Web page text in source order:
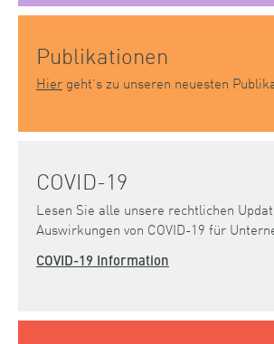
Publikationen
Hier geht’s zu unseren neuesten
COVID-19
Lesen Sie alle unsere rechtlichen
Auswirkungen von COVID-19 für
COVID-19 Information